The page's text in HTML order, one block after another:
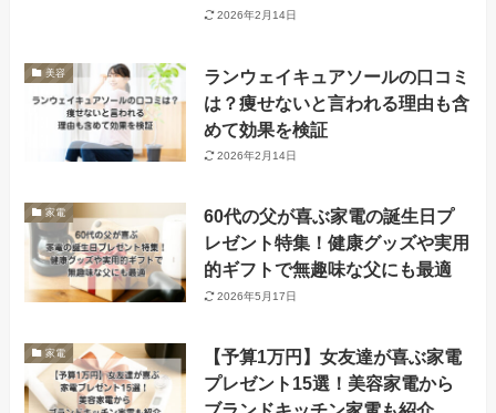
2026年2月14日
美容
ランウェイキュアソールの口コミ
は？痩せないと言われる理由も含
めて効果を検証
2026年2月14日
家電
60代の父が喜ぶ家電の誕生日プ
レゼント特集！健康グッズや実用
的ギフトで無趣味な父にも最適
2026年5月17日
家電
【予算1万円】女友達が喜ぶ家電
プレゼント15選！美容家電から